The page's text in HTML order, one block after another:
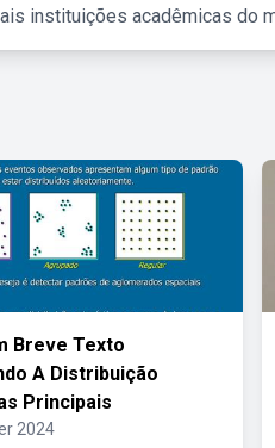
instituições acadêmicas do
Breve Texto
A Distribuição
Principais
2024